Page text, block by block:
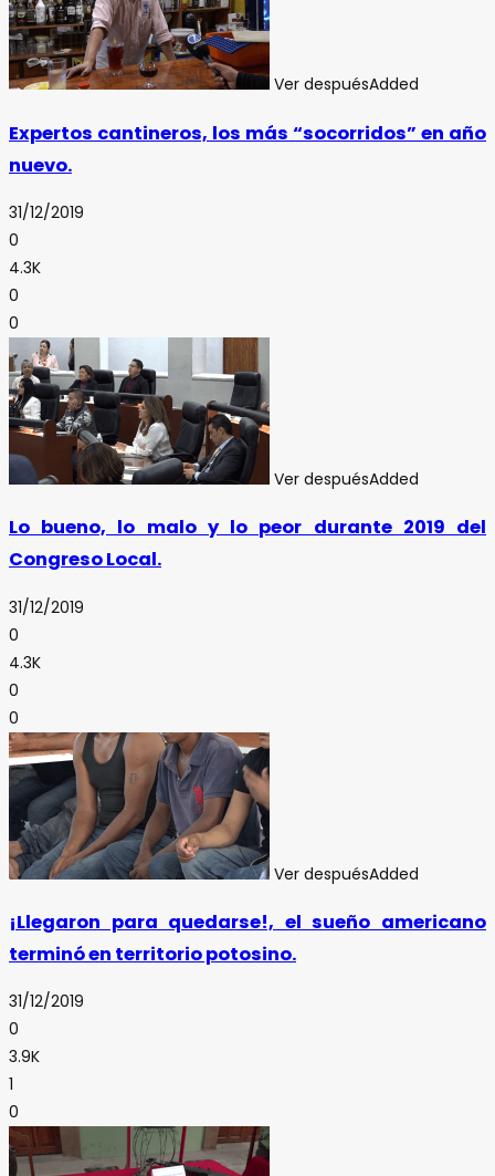
Ver despuésAdded
Expertos cantineros, los más “socorridos” en año
nuevo.
31/12/2019
0
4.3K
0
0
Ver despuésAdded
Lo bueno, lo malo y lo peor durante 2019 del
Congreso Local.
31/12/2019
0
4.3K
0
0
Ver despuésAdded
¡Llegaron para quedarse!, el sueño americano
terminó en territorio potosino.
31/12/2019
0
3.9K
1
0